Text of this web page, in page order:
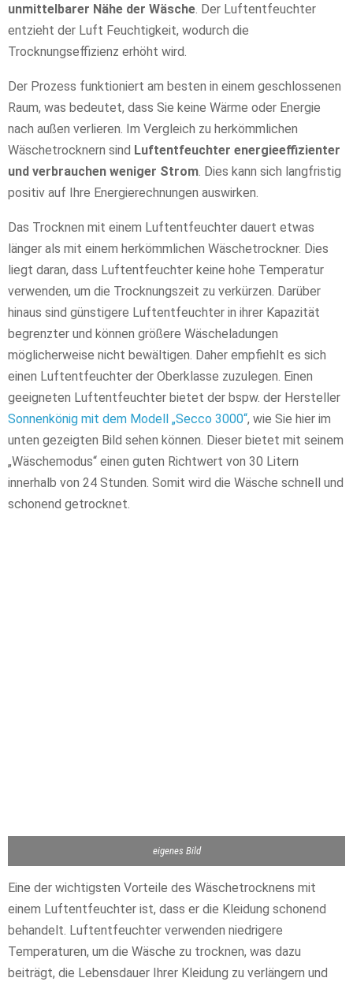
unmittelbarer Nähe der Wäsche . Der Luftentfeuchter
entzieht der Luft Feuchtigkeit, wodurch die
Trocknungseffizienz erhöht wird.
Der Prozess funktioniert am besten in einem geschlossenen
Raum, was bedeutet, dass Sie keine Wärme oder Energie
nach außen verlieren. Im Vergleich zu herkömmlichen
Wäschetrocknern sind Luftentfeuchter energieeffizienter
und verbrauchen weniger Strom . Dies kann sich langfristig
positiv auf Ihre Energierechnungen auswirken.
Das Trocknen mit einem Luftentfeuchter dauert etwas
länger als mit einem herkömmlichen Wäschetrockner. Dies
liegt daran, dass Luftentfeuchter keine hohe Temperatur
verwenden, um die Trocknungszeit zu verkürzen. Darüber
hinaus sind günstigere Luftentfeuchter in ihrer Kapazität
begrenzter und können größere Wäscheladungen
möglicherweise nicht bewältigen. Daher empfiehlt es sich
einen Luftentfeuchter der Oberklasse zuzulegen. Einen
geeigneten Luftentfeuchter bietet der bspw. der Hersteller
Sonnenkönig mit dem Modell „Secco 3000“, wie Sie hier im
unten gezeigten Bild sehen können. Dieser bietet mit seinem
„Wäschemodus“ einen guten Richtwert von 30 Litern
innerhalb von 24 Stunden. Somit wird die Wäsche schnell und
schonend getrocknet.
eigenes Bild
Eine der wichtigsten Vorteile des Wäschetrocknens mit
einem Luftentfeuchter ist, dass er die Kleidung schonend
behandelt. Luftentfeuchter verwenden niedrigere
Temperaturen, um die Wäsche zu trocknen, was dazu
beiträgt, die Lebensdauer Ihrer Kleidung zu verlängern und